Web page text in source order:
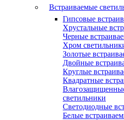
Встраиваемые
Гипсовые
Хрустальные
Черные
Хром
Золотые
Двойные
Круглые
Квадратные
светильники
Светодиодные
Белые